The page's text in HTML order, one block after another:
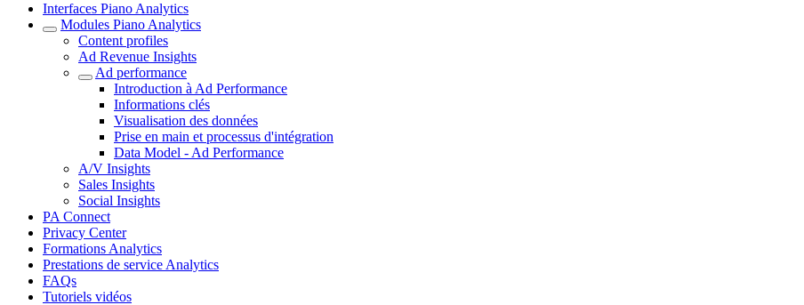
Interfaces Piano Analytics
Modules Piano Analytics
Content profiles
Ad Revenue Insights
Ad performance
Introduction à Ad Performance
Informations clés
Visualisation des données
Prise en main et processus d'intégration
Data Model - Ad Performance
A/V Insights
Sales Insights
Social Insights
PA Connect
Privacy Center
Formations Analytics
Prestations de service Analytics
FAQs
Tutoriels vidéos